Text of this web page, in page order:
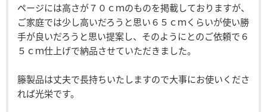
ページには高さが７０ｃｍのものを掲載しておりますが、
ご家庭では少し高いだろうと思い６５ｃｍくらいが使い勝
手が良いだろうと思い提案し、そのようにとのご依頼で６
５ｃｍ仕上げで納品させていただきました。
籐製品は丈夫で長持ちいたしますので大事にお使いくださ
れば光栄です。